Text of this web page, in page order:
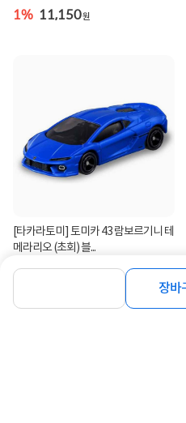
장바
1% 11,150원
[타카라토미] 토미카 43 람보르기니 테
메라리오 (초회) 블...
5,500원